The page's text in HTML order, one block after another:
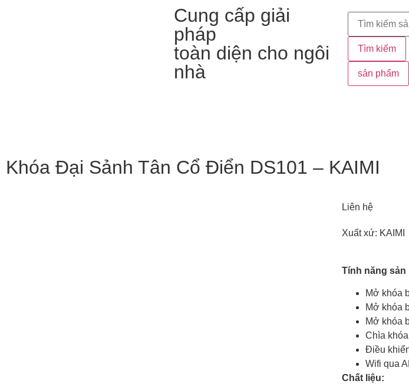
Cung cấp giải
pháp
toàn diện cho ngôi
nhà
Tìm kiếm
sản phẩm
Khóa Đại Sảnh Tân Cổ Điển DS101 – KAIMI
Liên hệ
Xuất xứ: KAIMI
Tính năng sản
Mở khóa
Mở khóa
Mở khóa
Chìa
Điều
Wifi qua
Chất liệu: